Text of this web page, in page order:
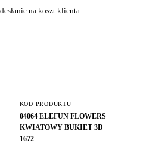
na koszt klienta
KOD PRODUKTU
04064 ELEFUN FLOWERS
KWIATOWY BUKIET 3D
1672